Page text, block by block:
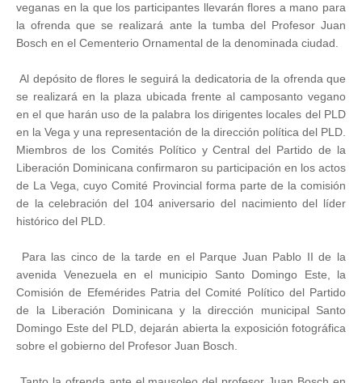
veganas en la que los participantes llevarán flores a mano para
la ofrenda que se realizará ante la tumba del Profesor Juan
Bosch en el Cementerio Ornamental de la denominada ciudad.
Al depósito de flores le seguirá la dedicatoria de la ofrenda que
se realizará en la plaza ubicada frente al camposanto vegano
en el que harán uso de la palabra los dirigentes locales del PLD
en la Vega y una representación de la dirección política del PLD.
Miembros de los Comités Político y Central del Partido de la
Liberación Dominicana confirmaron su participación en los actos
de La Vega, cuyo Comité Provincial forma parte de la comisión
de la celebración del 104 aniversario del nacimiento del líder
histórico del PLD.
Para las cinco de la tarde en el Parque Juan Pablo II de la
avenida Venezuela en el municipio Santo Domingo Este, la
Comisión de Efemérides Patria del Comité Político del Partido
de la Liberación Dominicana y la dirección municipal Santo
Domingo Este del PLD, dejarán abierta la exposición fotográfica
sobre el gobierno del Profesor Juan Bosch.